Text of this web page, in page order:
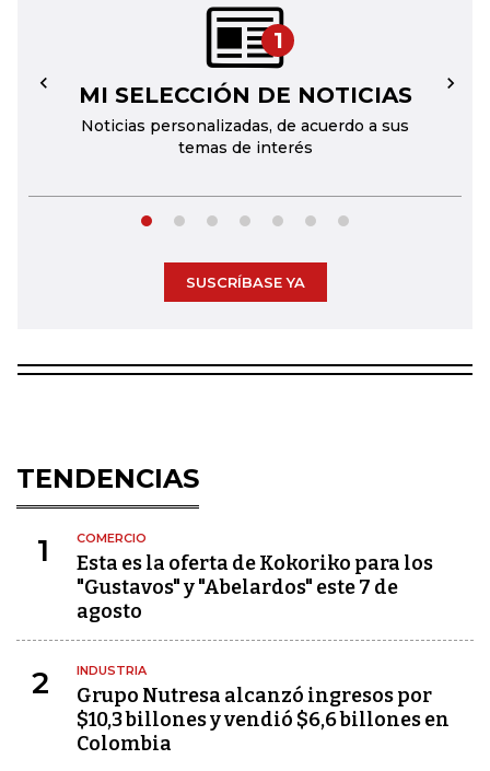
1
MI SELECCIÓN DE NOTICIAS
Noticias personalizadas, de acuerdo a sus
temas de interés
← →
SUSCRÍBASE YA
TENDENCIAS
1 COMERCIO
Esta es la oferta de Kokoriko para los
"Gustavos" y "Abelardos" este 7 de
agosto
2 INDUSTRIA
Grupo Nutresa alcanzó ingresos por
$10,3 billones y vendió $6,6 billones en
Colombia